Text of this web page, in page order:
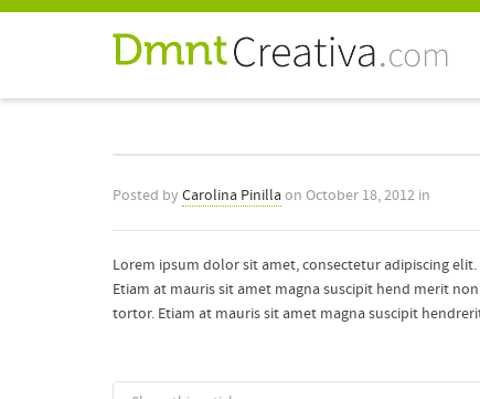
Posted by Carolina Pinillaon October 18, 2012 in
Lorem ipsum dolor sit amet, consectetur adipiscing
Etiam at mauris sit amet magna suscipit hend merit
tortor. Etiam at mauris sit amet magna suscipit